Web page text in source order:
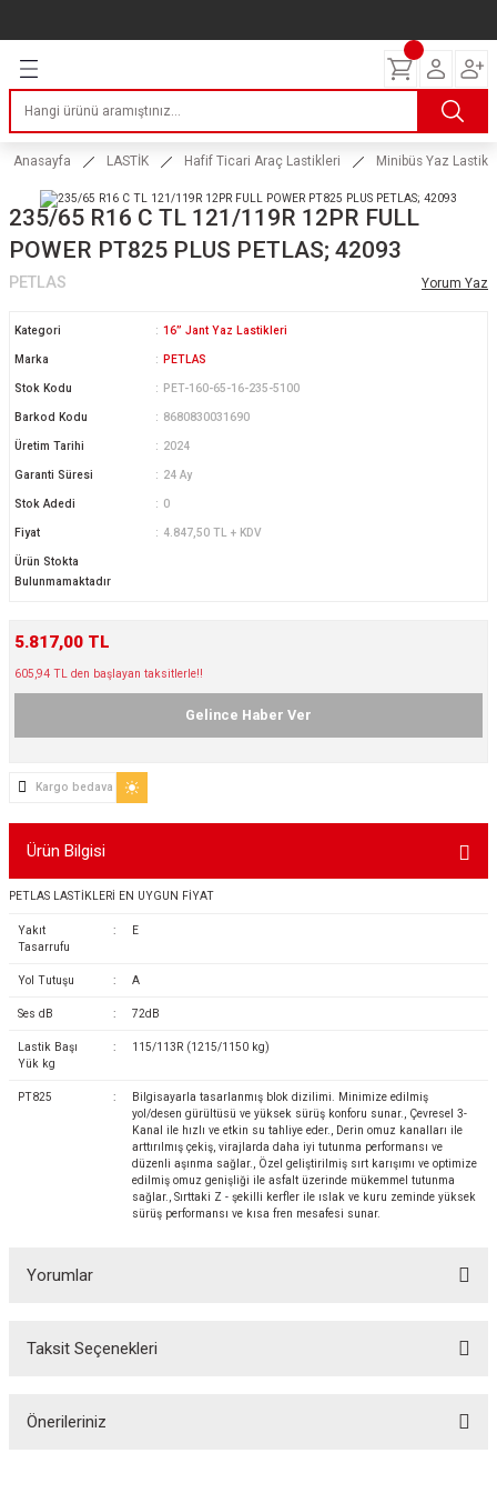
Lastikleri
Lastikleri
Hız Lastikleri
Lastikleri
/ KROM SERİ
Çelik Jantlar
ve Fren Yağları
Anasayfa LASTİK Hafif Ticari Araç Lastikleri Minibüs Yaz
235/65 R16 C TL 121/119R 12PR FULL
POWER PT825 PLUS PETLAS; 42093
PETLAS Yorum Yaz
Kategori 16” Jant Yaz Lastikleri
Marka PETLAS
Stok Kodu PET-160-65-16-235-5100
Barkod Kodu 8680830031690
Üretim Tarihi 2024
Garanti Süresi 24 Ay
Stok Adedi 0
Fiyat 4.847,50 TL + KDV
Ürün Stokta
Bulunmamaktadır
5.817,00 TL
605,94 TL den başlayan taksitlerle!!
Gelince Haber Ver
Kargo bedava
Ürün Bilgisi
PETLAS LASTİKLERİ EN UYGUN FİYAT
Yakıt
Tasarrufu
: E
Yol Tutuşu : A
Ses dB : 72dB
Lastik Başı
Yük kg
: 115/113R (1215/1150 kg)
PT825 :
Bilgisayarla tasarlanmış blok dizilimi. Minimize edilmiş
yol/desen gürültüsü ve yüksek sürüş konforu sunar., Çevresel 3-
Kanal ile hızlı ve etkin su tahliye eder., Derin omuz kanalları ile
arttırılmış çekiş, virajlarda daha iyi tutunma performansı ve
düzenli aşınma sağlar., Özel geliştirilmiş sırt karışımı ve optimize
edilmiş omuz genişliği ile asfalt üzerinde mükemmel tutunma
sağlar., Sırttaki Z - şekilli kerfler ile ıslak ve kuru zeminde yüksek
sürüş performansı ve kısa fren mesafesi sunar.
Yorumlar
Bu ürüne ilk yorumu siz yapın!
Taksit Seçenekleri
Önerileriniz